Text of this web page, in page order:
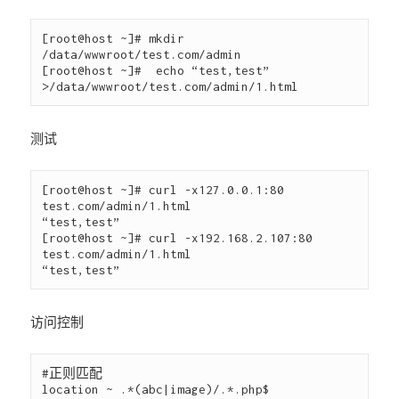
[root@host ~]# mkdir
/data/wwwroot/test.com/admin
[root@host ~]#  echo “test,test”
测试
[root@host ~]# curl -x127.0.0.1:80
test.com/admin/1.html
“test,test”
[root@host ~]# curl -x192.168.2.107:80
test.com/admin/1.html
访问控制
#正则匹配
location ~ .*(abc|image)/.*.php$